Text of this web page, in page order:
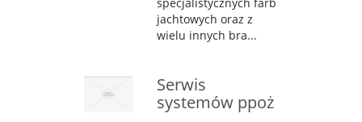
jachtowych oraz z
wielu innych bra...
Serwis
systemów ppoż